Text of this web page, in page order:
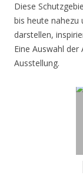
Diese
bis heute nahezu
darstellen,
Eine Auswahl
Ausstellung.